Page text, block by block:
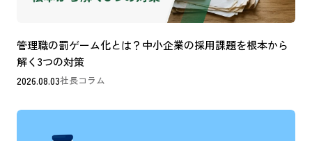
管理職の罰ゲーム化とは？中小企業の採用課題を根本から
解く3つの対策
2026.08.03社長コラム